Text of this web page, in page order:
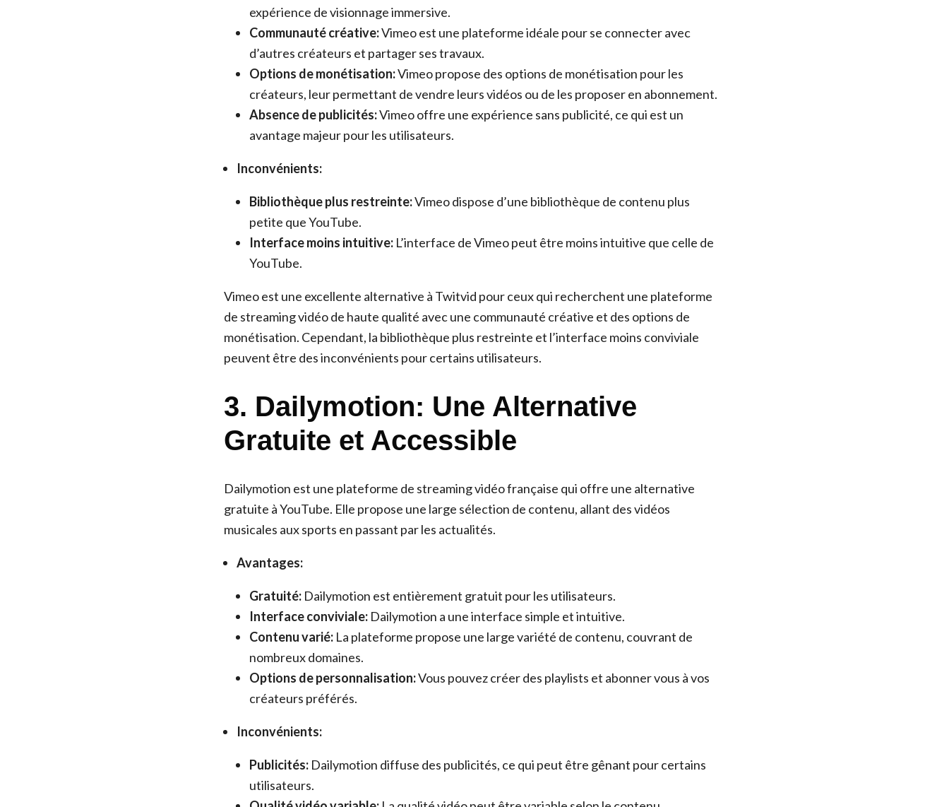
expérience de visionnage immersive.
Communauté créative:Vimeo est une plateforme idéale pour se connecter avec
d’autres créateurs et partager ses travaux.
Options de monétisation:Vimeo propose des options de monétisation pour les
créateurs, leur permettant de vendre leurs vidéos ou de les proposer en abonnement.
Absence de publicités:Vimeo offre une expérience sans publicité, ce qui est un
avantage majeur pour les utilisateurs.
Inconvénients:
Bibliothèque plus restreinte:Vimeo dispose d’une bibliothèque de contenu plus
petite que YouTube.
Interface moins intuitive: L’interface de Vimeo peut être moins intuitive que celle de
YouTube.
Vimeo est une excellente alternative à Twitvid pour ceux qui recherchent une plateforme
de streaming vidéo de haute qualité avec une communauté créative et des options de
monétisation. Cependant, la bibliothèque plus restreinte et l’interface moins conviviale
peuvent être des inconvénients pour certains utilisateurs.
3. Dailymotion: Une Alternative
Gratuite et Accessible
Dailymotion est une plateforme de streaming vidéo française qui offre une alternative
gratuite à YouTube. Elle propose une large sélection de contenu, allant des vidéos
musicales aux sports en passant par les actualités.
Avantages:
Gratuité: Dailymotion est entièrement gratuit pour les utilisateurs.
Interface conviviale: Dailymotion a une interface simple et intuitive.
Contenu varié: La plateforme propose une large variété de contenu, couvrant de
nombreux domaines.
Options de personnalisation:Vous pouvez créer des playlists et abonner vous à vos
créateurs préférés.
Inconvénients:
Publicités: Dailymotion diffuse des publicités, ce qui peut être gênant pour certains
utilisateurs.